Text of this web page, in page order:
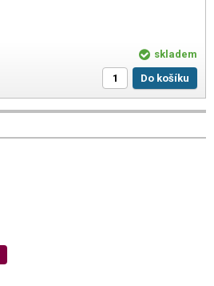
skladem
Do košíku